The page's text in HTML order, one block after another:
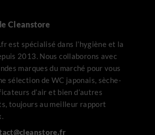
Cleanstore
est spécialisé dans l’hygiène et la
2013. Nous collaborons avec
marques du marché pour vous
sélection de WC japonais, sèche-
d’air et bien d’autres
toujours au meilleur rapport